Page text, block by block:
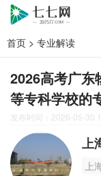
首页 > 专业解读
2026高考广东
等专科学校的
发布时间：2026-05-30
上
上